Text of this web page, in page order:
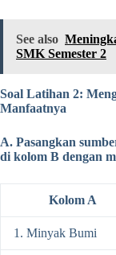
See also
SMK Semester 2
Soal Latihan 2:
Manfaatnya
A. Pasangkan
di kolom B dengan
Kolom A
1. Minyak Bumi